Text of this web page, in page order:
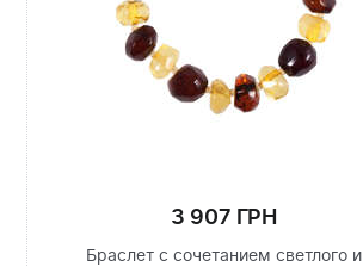
3 907 ГРН
Браслет с сочетанием светлого и